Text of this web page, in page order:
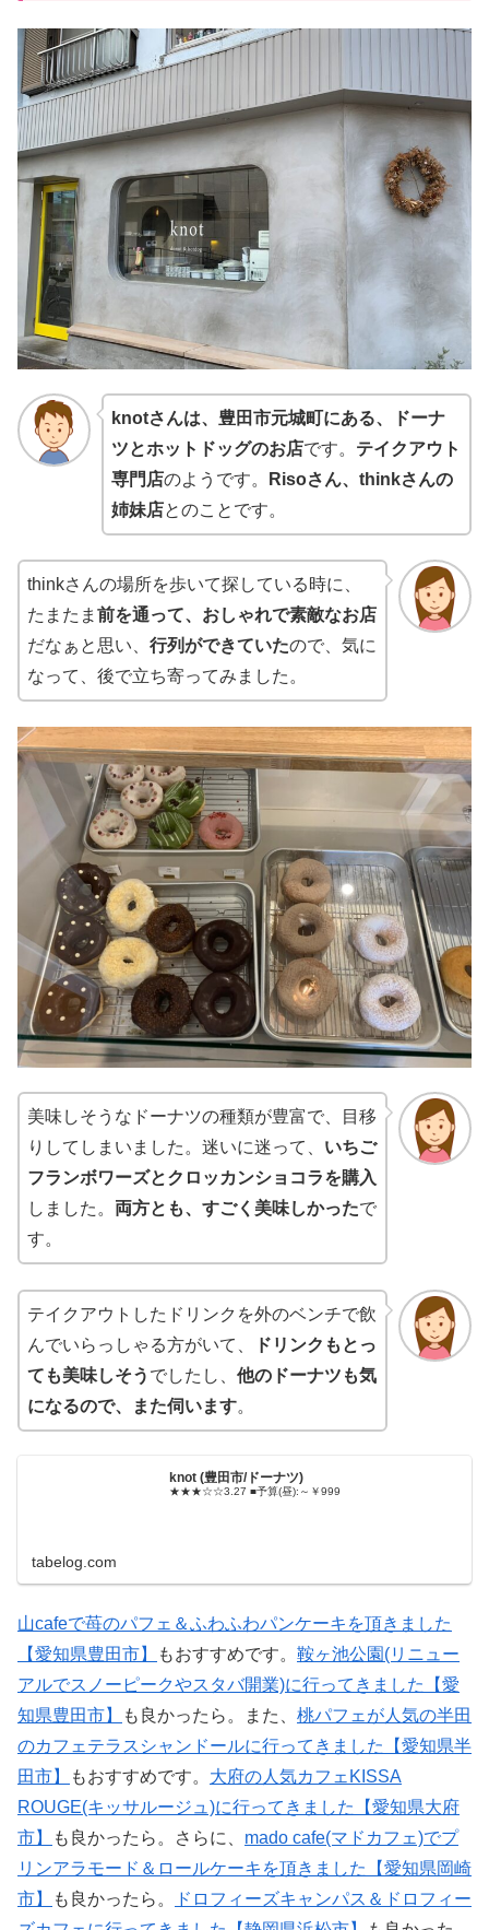
knotさんは、豊田市元城町にある、ドーナ
ツとホットドッグのお店です。 テイクアウト
専門店のようです。
Risoさん、thinkさんの
姉妹店とのことです。
thinkさんの場所を歩いて探している時に、
たまたま 前を通って、おしゃれで素敵なお店
だなぁと思い、 行列ができていたので、気に
なって、後で立ち寄ってみました。
美味しそうなドーナツの種類が豊富で、目移
りしてしまいました。迷いに迷って、 いちご
フランボワーズとクロッカンショコラを購入
しました。 両方とも、すごく美味しかったで
す。
テイクアウトしたドリンクを外のベンチで飲
んでいらっしゃる方がいて、
ドリンクもとっ
ても美味しそう でしたし、 他のドーナツも気
になるので、また伺います。
knot (豊田市/ドーナツ)
★★★☆☆3.27 ■予算(昼):～￥999
tabelog.com
山cafeで苺のパフェ＆ふわふわパンケーキを頂きました
【愛知県豊田市】
もおすすめです。 鞍ヶ池公園(リニュー
アルでスノーピークやスタバ開業)に行ってきました【愛
知県豊田市】
も良かったら。また、 桃パフェが人気の半田
のカフェテラスシャンドールに行ってきました【愛知県半
田市】
もおすすめです。 大府の人気カフェKISSA
ROUGE(キッサルージュ)に行ってきました【愛知県大府
市】
も良かったら。さらに、 mado cafe(マドカフェ)でプ
リンアラモード＆ロールケーキを頂きました【愛知県岡崎
市】
も良かったら。
ドロフィーズキャンパス＆ドロフィー